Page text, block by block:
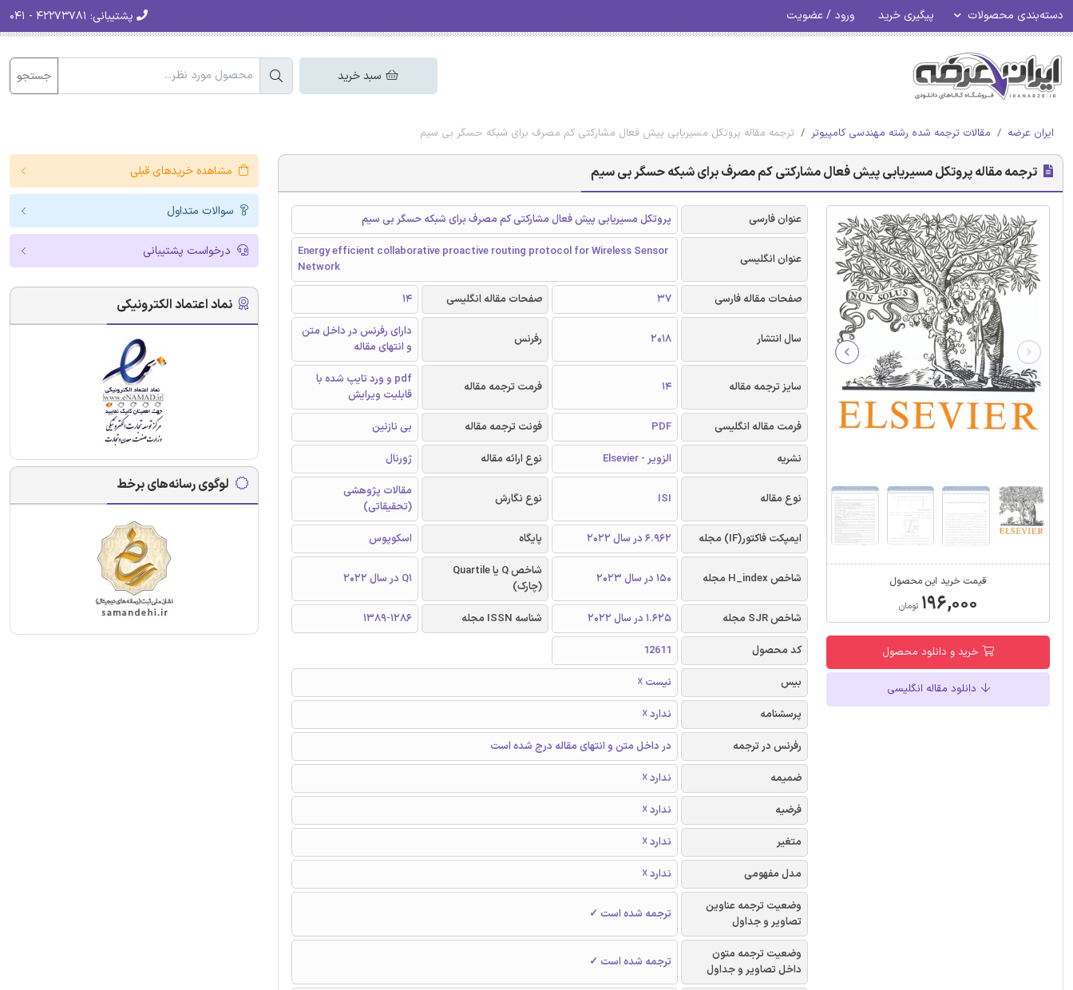
دسته‌بندی محصولات پیگیری خرید ورود / عضویت پشتیبانی:
سبد خرید جستجو
ایران عرضه مقالات ترجمه شده رشته مهندسی کامپیوتر ترجمه مقاله پروتکل مسیریابی پیش فعال مشارکتی کم مصرف برای شبکه‌ حسگر بی سیم
ترجمه مقاله پروتکل مسیریابی پیش فعال مشارکتی کم مصرف برای شبکه‌ حسگر بی سیم
قیمت خرید این محصول
۱۹۶,۰۰۰ تومان
خرید و دانلود محصول
دانلود مقاله انگلیسی
عنوان فارسی پروتکل مسیریابی پیش فعال مشارکتی کم مصرف برای شبکه‌ حسگر بی سیم
عنوان انگلیسی
Energy efficient collaborative proactive routing protocol for Wireless Sensor
Network
صفحات مقاله فارسی
37 صفحات مقاله انگلیسی 14
سال انتشار 2018 رفرنس
دارای رفرنس در داخل متن
و انتهای مقاله
سایز ترجمه مقاله 14 فرمت ترجمه مقاله
pdf و ورد تایپ شده با
قابلیت ویرایش
فرمت مقاله انگلیسی
PDF فونت ترجمه مقاله
بی نازنین
نشریه
الزویر - Elsevier نوع ارائه مقاله ژورنال
نوع مقاله ISI نوع نگارش
مقالات پژوهشی
(تحقیقاتی)
ایمپکت فاکتور(IF) مجله
6.962 در سال 2022 پایگاه اسکوپوس
شاخص H_index مجله 150 در سال 2023
شاخص Q یا Quartile
(چارک)
Q1 در سال 2022
شاخص SJR مجله 1.625 در سال 2022 شناسه ISSN مجله
1389-1286
کد محصول
12611
بیس
نیست ☓
پرسشنامه
ندارد ☓
رفرنس در ترجمه
در داخل متن و انتهای مقاله درج شده است
ضمیمه
ندارد ☓
فرضیه
ندارد ☓
متغیر
ندارد ☓
مدل مفهومی
ندارد ☓
وضعیت ترجمه عناوین
تصاویر و جداول
ترجمه شده است ✓
وضعیت ترجمه متون
داخل تصاویر و جداول
ترجمه شده است ✓
مشاهده خریدهای قبلی
سوالات متداول
درخواست پشتیبانی
نماد اعتماد الکترونیکی
لوگوی رسانه‌های برخط